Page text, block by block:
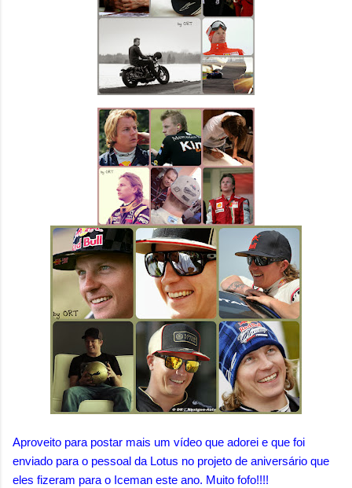
Aproveito para postar mais um vídeo que adorei e que foi
enviado para o pessoal da Lotus no projeto de aniversário que
eles fizeram para o Iceman este ano. Muito fofo!!!!